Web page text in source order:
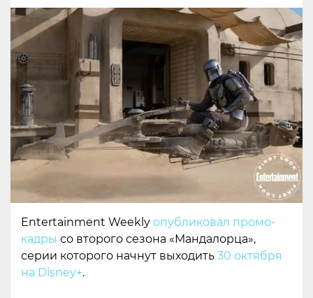
Entertainment Weekly опубликовал промо-
кадры со второго сезона «Мандалорца»,
серии которого начнут выходить 30 октября
на Disney+.